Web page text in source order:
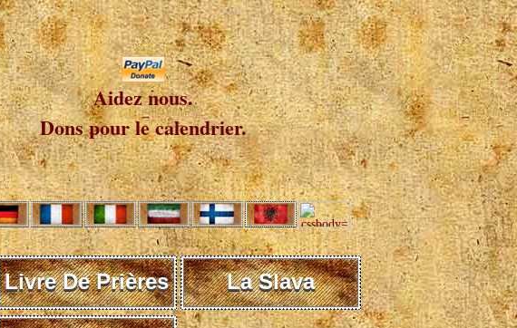
Aidez nous.
Dons pour le calendrier.
Livre De Prières La Slava